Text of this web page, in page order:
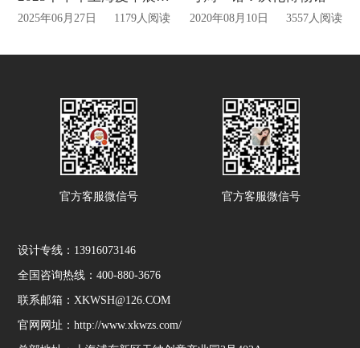
2025年06月27日 1179人阅读 2020年08月10日 3557人阅读
官方客服微信号 官方客服微信号
设计专线：13916073146
全国咨询热线：400-880-3676
联系邮箱：XKWSH@126.COM
官网网址：http://www.xkwzs.com/